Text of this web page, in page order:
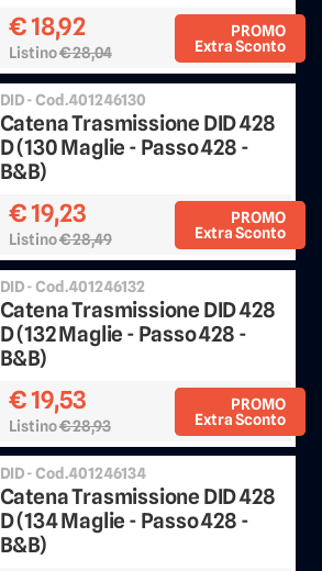
PROMO
Extra Sconto
€ 18,92
Listino€ 28,04 Sconto 25%
DID - Cod.401246130
Catena Trasmissione DID 428
D (130 Maglie - Passo 428 -
B&B)
PROMO
Extra Sconto
€ 19,23
Listino€ 28,49 Sconto 25%
DID - Cod.401246132
Catena Trasmissione DID 428
D (132 Maglie - Passo 428 -
B&B)
PROMO
Extra Sconto
€ 19,53
Listino€ 28,93 Sconto 25%
DID - Cod.401246134
Catena Trasmissione DID 428
D (134 Maglie - Passo 428 -
B&B)